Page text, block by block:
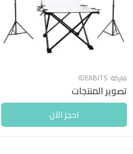
ماركة: IDEABITS
تصوير المنتجات
احجز الآن